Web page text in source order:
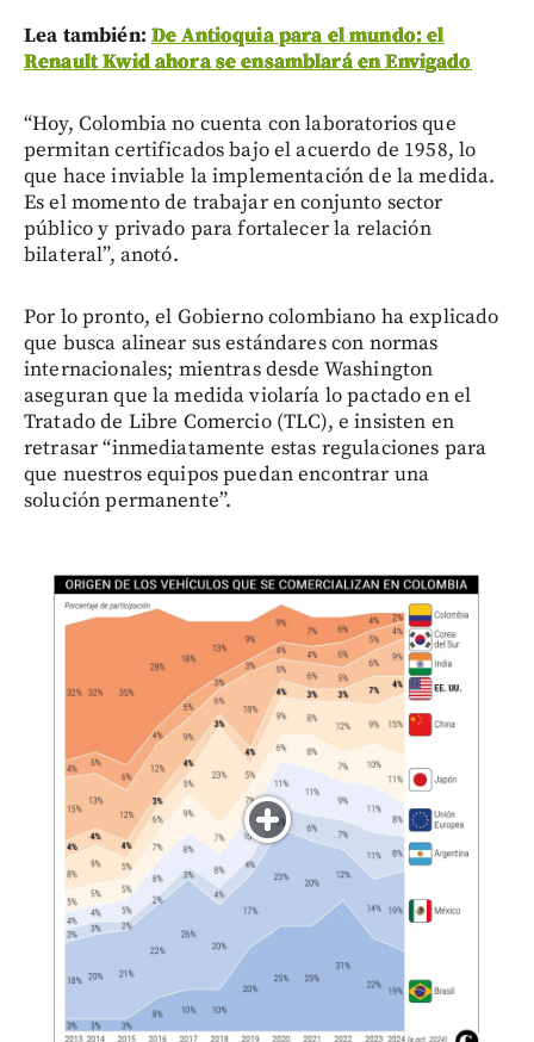
Lea también: De Antioquia para el mundo: el
Renault Kwid ahora se ensamblará en Envigado
“Hoy, Colombia no cuenta con laboratorios que
permitan certificados bajo el acuerdo de 1958, lo
que hace inviable la implementación de la medida.
Es el momento de trabajar en conjunto sector
público y privado para fortalecer la relación
bilateral”, anotó.
Por lo pronto, el Gobierno colombiano ha explicado
que busca alinear sus estándares con normas
internacionales; mientras desde Washington
aseguran que la medida violaría lo pactado en el
Tratado de Libre Comercio (TLC), e insisten en
retrasar “inmediatamente estas regulaciones para
que nuestros equipos puedan encontrar una
solución permanente”.